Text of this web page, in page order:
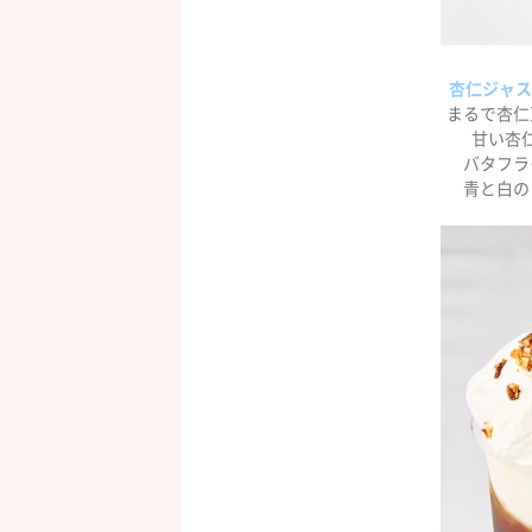
杏仁ジャ
まるで杏
甘い杏
バタフ
青と白